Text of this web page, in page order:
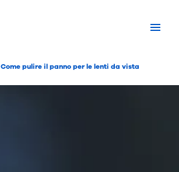
Come pulire il panno per le lenti da vista